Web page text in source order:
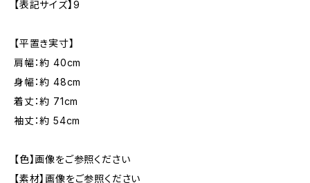
【表記サイズ】9
【平置き実寸】
肩幅：約 40cm
身幅：約 48cm
着丈：約 71cm
袖丈：約 54cm
【色】画像をご参照ください
【素材】画像をご参照ください